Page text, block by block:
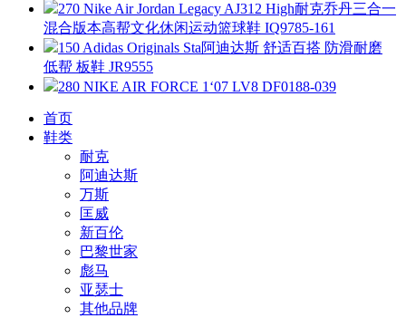
270 Nike Air Jordan Legacy AJ312 High耐克乔丹三合一
混合版本高帮文化休闲运动篮球鞋 IQ9785-161
150 Adidas Originals Sta阿迪达斯 舒适百搭 防滑耐磨
低帮 板鞋 JR9555
280 NIKE AIR FORCE 1‘07 LV8 DF0188-039
首页
鞋类
耐克
阿迪达斯
万斯
匡威
新百伦
巴黎世家
彪马
亚瑟士
其他品牌